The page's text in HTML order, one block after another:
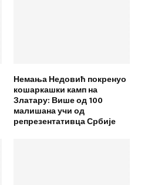
Немања Недовић покренуо
кошаркашки камп на
Златару: Више од 100
малишана учи од
репрезентативца Србије